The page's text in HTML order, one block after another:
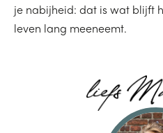
je nabijheid: dat is wat blijft
leven lang meeneemt.